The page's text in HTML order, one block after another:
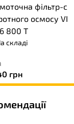
фільтр-
осмосу
800 Т
складі
грн